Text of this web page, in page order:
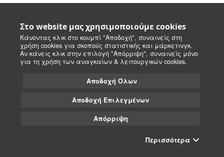
Στο website μας χρησιμοποιούμε cookies
Κάνοντας κλικ στο κουμπί "Αποδοχή", συναινείς στη
χρήση cookies για σκοπούς στατιστικής και μάρκετινγκ.
Αν κάνεις κλικ στην επιλογή "Απόρριψη", συναινείς μόνο
για τη χρήση των αναγκαίων & λειτουργικών cookies.
Αποδοχή Όλων
Αποδοχή Επιλεγμένων
Απόρριψη
Περισσότερα